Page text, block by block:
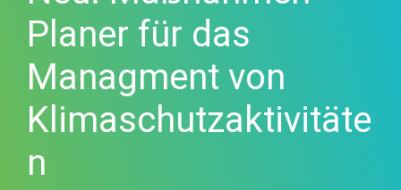
Planer für das
Managment von
Klimaschutzaktivitäte
n